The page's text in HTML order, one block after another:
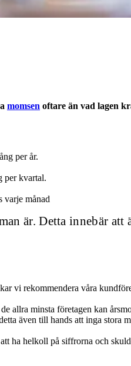
momsen oftare än vad lagen
per år.
per kvartal.
varje månad
är. Detta innebär
vi rekommendera våra
allra minsta företagen kan
även till hands att inga stora
ha helkoll på siffrorna och